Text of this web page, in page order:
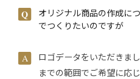
オリジナル商品の作成
でつくりたいのですが
ロゴデータをいただきま
までの範囲でご希望に応